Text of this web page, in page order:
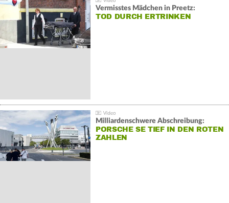
Vermisstes Mädchen in Preetz:
TOD DURCH ERTRINKEN
Milliardenschwere Abschreibung:
PORSCHE SE TIEF IN DEN ROTEN
ZAHLEN